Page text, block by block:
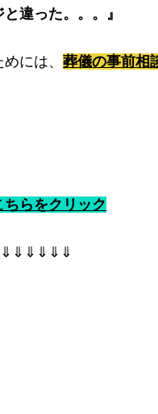
違った。。。』
には、 葬儀の事前相
らをクリック